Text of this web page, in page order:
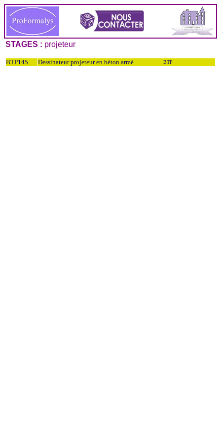
STAGES : projeteur
BTP145 Dessinateur projeteur en béton armé BTP